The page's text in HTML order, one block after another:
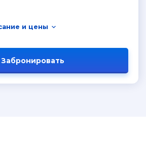
и цены
Забронировать